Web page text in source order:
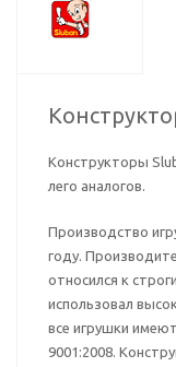
Конструкторы
лего аналогов.
Производство
году.
относился к
использовал
все игрушки
9001:2008.